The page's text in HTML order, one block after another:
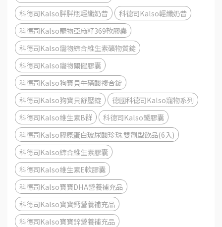
科德司Kalso胖胖瓶輕纖奶昔
科德司Kalso輕纖奶昔
科德司Kalso寵物亞麻籽369軟膠囊
科德司Kalso寵物綜合維生素礦物質錠
科德司Kalso寵物關健膠囊
科德司Kalso狗寶貝牛磺酸複合錠
科德司Kalso狗寶貝舒壓錠
德國科德司Kalso寵物系列
科德司Kalso維生素B群
科德司Kalso鐵膠囊
科德司Kalso膠原蛋白玻尿酸珍珠 雙劑型飲品(6入)
科德司Kalso綜合維生素膠囊
科德司Kalso維生素E軟膠囊
科德司Kalso寶寶DHA營養補充品
科德司Kalso寶寶鈣營養補充品
科德司Kalso寶寶鋅營養補充品